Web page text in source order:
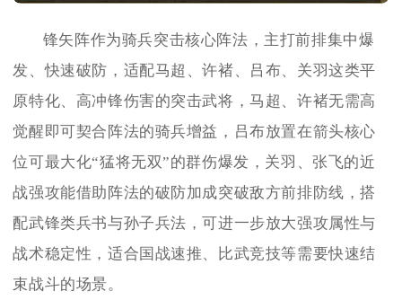
锋矢阵作为骑兵突击核心阵法，主打前排集中爆
发、快速破防，适配马超、许褚、吕布、关羽这类平
原特化、高冲锋伤害的突击武将，马超、许褚无需高
觉醒即可契合阵法的骑兵增益，吕布放置在箭头核心
位可最大化“猛将无双”的群伤爆发，关羽、张飞的近
战强攻能借助阵法的破防加成突破敌方前排防线，搭
配武锋类兵书与孙子兵法，可进一步放大强攻属性与
战术稳定性，适合国战速推、比武竞技等需要快速结
束战斗的场景。